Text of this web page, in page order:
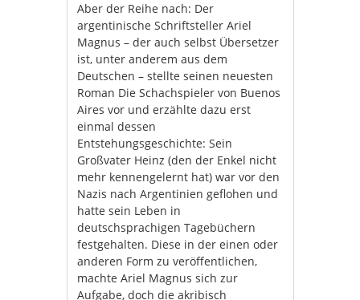
Aber der Reihe nach: Der
argentinische Schriftsteller Ariel
Magnus – der auch selbst Übersetzer
ist, unter anderem aus dem
Deutschen – stellte seinen neuesten
Roman Die Schachspieler von Buenos
Aires vor und erzählte dazu erst
einmal dessen
Entstehungsgeschichte: Sein
Großvater Heinz (den der Enkel nicht
mehr kennengelernt hat) war vor den
Nazis nach Argentinien geflohen und
hatte sein Leben in
deutschsprachigen Tagebüchern
festgehalten. Diese in der einen oder
anderen Form zu veröffentlichen,
machte Ariel Magnus sich zur
Aufgabe, doch die akribisch